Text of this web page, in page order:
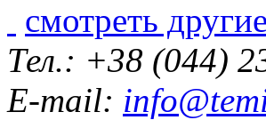
смотреть
Тел.: +38 (044)
E-mail: